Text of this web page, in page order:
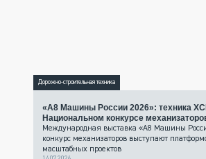
Дорожно-строительная техника
«А8 Машины России 2026»: техника
Национальном конкурсе
Международная выставка «А8 Машины
конкурс механизаторов выступают
масштабных проектов